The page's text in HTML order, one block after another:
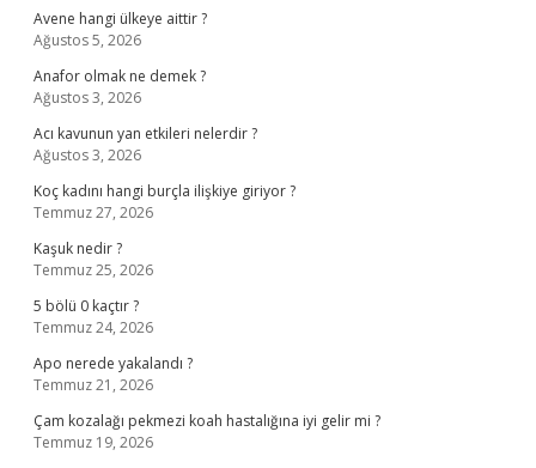
Avene hangi ülkeye aittir ?
Ağustos 5, 2026
Anafor olmak ne demek ?
Ağustos 3, 2026
Acı kavunun yan etkileri nelerdir ?
Ağustos 3, 2026
Koç kadını hangi burçla ilişkiye giriyor ?
Temmuz 27, 2026
Kaşuk nedir ?
Temmuz 25, 2026
5 bölü 0 kaçtır ?
Temmuz 24, 2026
Apo nerede yakalandı ?
Temmuz 21, 2026
Çam kozalağı pekmezi koah hastalığına iyi gelir mi ?
Temmuz 19, 2026